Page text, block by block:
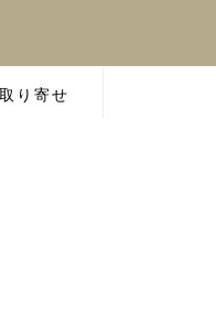
り寄せ